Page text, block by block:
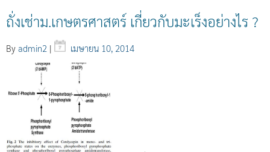
ถั่งเช่าม.เกษตรศาสตร์ เกี่ยวกับมะเร็งอย่างไร ?
By admin2 | เมษายน 10, 2014